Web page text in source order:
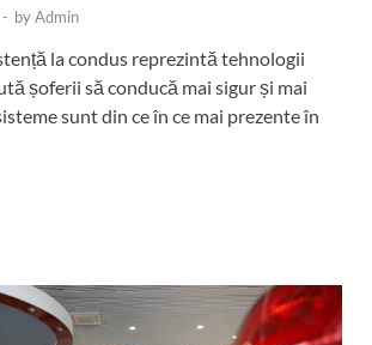
- byAdmin
la condus reprezintă tehnologii
șoferii să conducă mai sigur și mai
sunt din ce în ce mai prezente în